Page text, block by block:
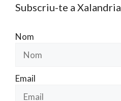
Subscriu-te a
Nom
Email